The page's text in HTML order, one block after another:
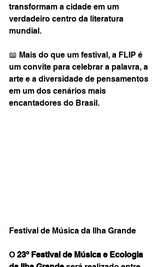
transformam a cidade em um
verdadeiro centro da literatura
mundial.
📖 Mais do que um festival, a FLIP é
um convite para celebrar a palavra, a
arte e a diversidade de pensamentos
em um dos cenários mais
encantadores do Brasil.
Festival de Música da Ilha Grande
O 23º Festival de Música e Ecologia